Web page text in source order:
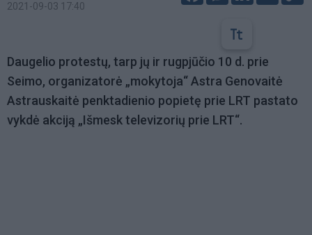
2021-09-03 17:40
Daugelio protestų, tarp jų ir rugpjūčio 10 d. prie
Seimo, organizatorė „mokytoja“ Astra Genovaitė
Astrauskaitė penktadienio popietę prie LRT pastato
vykdė akciją „Išmesk televizorių prie LRT“.